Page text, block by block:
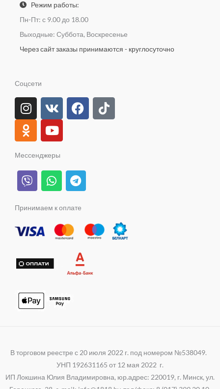
Режим работы:
Пн-Пт: с 9.00 до 18.00
Выходные: Суббота, Воскресенье
Через сайт заказы принимаются - круглосуточно
Соцсети
I
n
s
t
a
r
a
V
k
F
a
o
k
T
i
O
d
n
o
k
a
s
n
i
k
Y
o
u
t
u
b
e
Мессенджеры
V
i
e
W
h
t
a
p
T
e
e
m
Принимаем к оплате
В торговом реестре с 20 июля 2022 г. под номером №538049.
УНП 192631165 от 12 мая 2022 г.
ИП Локшина Юлия Владимировна, юр.адрес: 220019, г. Минск, ул.